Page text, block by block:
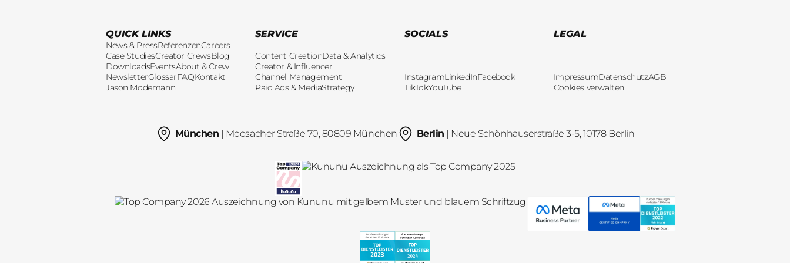
QUICK LINKS
News & PressReferenzenCareers
Case StudiesCreator CrewsBlog
DownloadsEventsAbout & Crew
NewsletterGlossarFAQKontakt
Jason Modemann
SERVICE
Content CreationData & Analytics
Creator & Influencer
Channel Management
Paid Ads & MediaStrategy
SOCIALS
InstagramLinkedInFacebook
TikTokYouTube
LEGAL
ImpressumDatenschutzAGB
Cookies verwalten
München | Moosacher Straße 70, 80809 München Berlin | Neue Schönhauserstraße 3-5, 10178 Berlin